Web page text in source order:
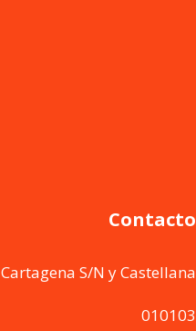
Contacto
Cartagena S/N y Castellana
010103